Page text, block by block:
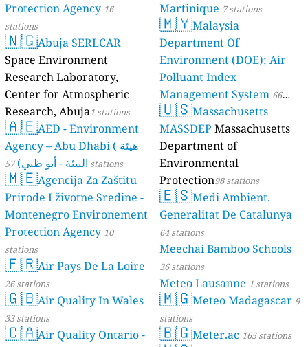
Protection Agency 16
stations
🇳🇬Abuja SERLCAR
Space Environment
Research Laboratory,
Center for Atmospheric
Research, Abuja1 stations
🇦🇪AED - Environment
Agency – Abu Dhabi ( هيئة
البيئة - أبو ظبي) 57 stations
🇲🇪Agencija Za Zaštitu
Prirode I životne Sredine -
Montenegro Environement
Protection Agency 10
stations
🇫🇷Air Pays De La Loire
26 stations
🇬🇧Air Quality In Wales
33 stations
🇨🇦Air Quality Ontario -
Martinique 7 stations
🇲🇾Malaysia
Department Of
Environment (DOE); Air
Polluant Index
Management System 66
stations
🇺🇸Massachusetts
MASSDEP Massachusetts
Department of
Environmental
Protection98 stations
🇪🇸Medi Ambient.
Generalitat De Catalunya
64 stations
Meechai Bamboo Schools
36 stations
Meteo Lausanne 1 stations
🇲🇬Meteo Madagascar 9
stations
🇧🇬Meter.ac 165 stations